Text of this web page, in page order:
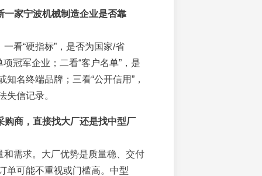
一家宁波机械制造企业是否靠
看“硬指标”，是否为国家/省
项冠军企业；二看“客户名单”，是
知名终端品牌；三看“公开信用”，
失信记录。
购商，直接找大厂还是找中型厂
和需求。大厂优势是质量稳、交付
单可能不重视或门槛高。中型